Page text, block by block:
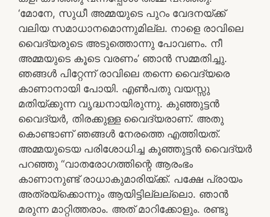
‘മോനേ, സുധീ അമ്മയുടെ പുറം വേദനയ്ക്ക്
വലിയ സമാധാനമൊന്നുമില്ല. നാളെ രാവിലെ
വൈദ്യരുടെ അടുത്തൊന്നു പോവണം. നീ
അമ്മയുടെ കൂടെ വരണം’ ഞാൻ സമ്മതിച്ചു.
ഞങ്ങൾ പിറ്റേന്ന് രാവിലെ തന്നെ വൈദ്യരെ
കാണാനായി പോയി. എൺപതു വയസ്സു
മതിയ്ക്കുന്ന വൃദ്ധനായിരുന്നു. കുഞ്ഞുട്ടൻ
വൈദ്യർ, തിരക്കുള്ള വൈദ്യരാണ്. അതു
കൊണ്ടാണ് ഞങ്ങൾ നേരത്തെ എത്തിയത്.
അമ്മയുടെയ പരിശോധിച്ച കൂഞ്ഞുട്ടൻ വൈദ്യർ
പറഞ്ഞു “വാതരോഗത്തിന്റെ ആരംഭം
കാണാനുണ്ട് രാധാകുമാരിയ്ക്ക്. പക്ഷേ പ്രായം
അത്രയ്ക്കൊന്നും ആയിട്ടില്ലല്ലൊ. ഞാൻ
മരുന്ന മാറ്റിത്തരാം. അത് മാറിക്കോളും. രണ്ടു